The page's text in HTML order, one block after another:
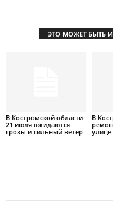
ЭТО МОЖЕТ БЫТЬ
В Костромской области
21 июля ожидаются
грозы и сильный ветер
В